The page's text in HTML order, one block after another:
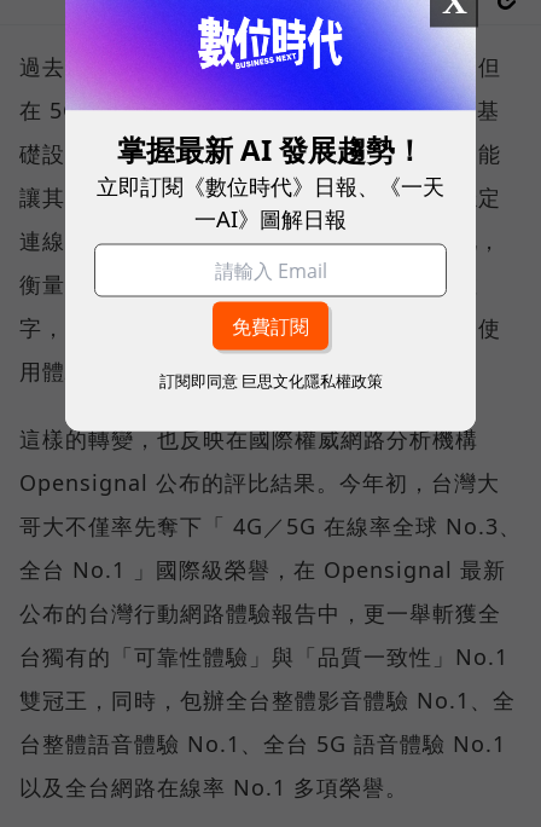
過去，下載速度是評價電信服務的重要指標，但
在 5G 成為工作、娛樂、生活不可或缺的數位基
礎設施後，消費者發現，再快的網速，如果不能
讓其在人潮聚集、高速移動或室內空間維持穩定
連線，即無法轉換成好的使用體驗，也因如此，
衡量「好網路」的標準，也逐漸從追求測速數
字，轉向任何時間、任何地點都能穩定連線的使
用體驗。
這樣的轉變，也反映在國際權威網路分析機構
Opensignal 公布的評比結果。今年初，台灣大
哥大不僅率先奪下「 4G／5G 在線率全球 No.3、
全台 No.1 」國際級榮譽，在 Opensignal 最新
公布的台灣行動網路體驗報告中，更一舉斬獲全
台獨有的「可靠性體驗」與「品質一致性」No.1
雙冠王，同時，包辦全台整體影音體驗 No.1、全
台整體語音體驗 No.1、全台 5G 語音體驗 No.1
以及全台網路在線率 No.1 多項榮譽。
掌握最新 AI 發展趨勢！
立即訂閱《數位時代》日報、《一天
一AI》圖解日報
訂閱即同意 巨思文化隱私權政策